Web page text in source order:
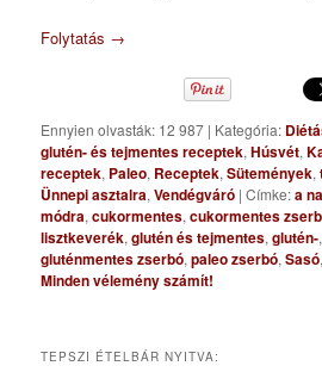
Folytatás →
Ennyien olvasták: 12 987 | Kategória:
glutén- és tejmentes receptek,Húsvét,
receptek, Paleo, Receptek,Sütemények,
Ünnepi asztalra,Vendégváró |Címke:a
módra,cukormentes,cukormentes
lisztkeverék,glutén és tejmentes,glutén-
gluténmentes zserbó,paleo zserbó,Sasó
Minden vélemény számít!
TEPSZI ÉTELBÁR NYITVA: